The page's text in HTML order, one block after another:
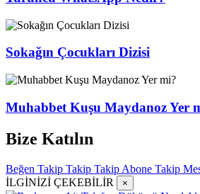
Sokağın Çocukları Dizisi
Muhabbet Kuşu Maydanoz Yer
Bize Katılın
Beğen Takip Takip Takip Abone Takip
İLGİNİZİ ÇEKEBİLİR
×